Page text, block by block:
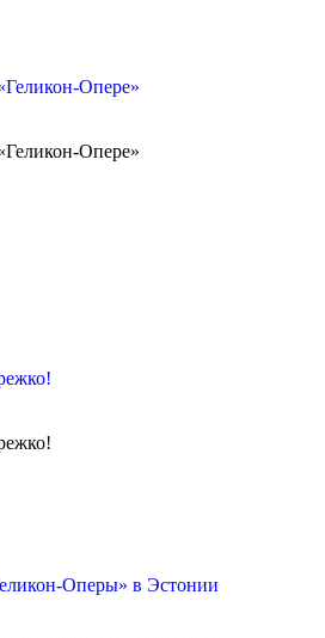
Опере»
Опере»
Оперы» в Эстонии